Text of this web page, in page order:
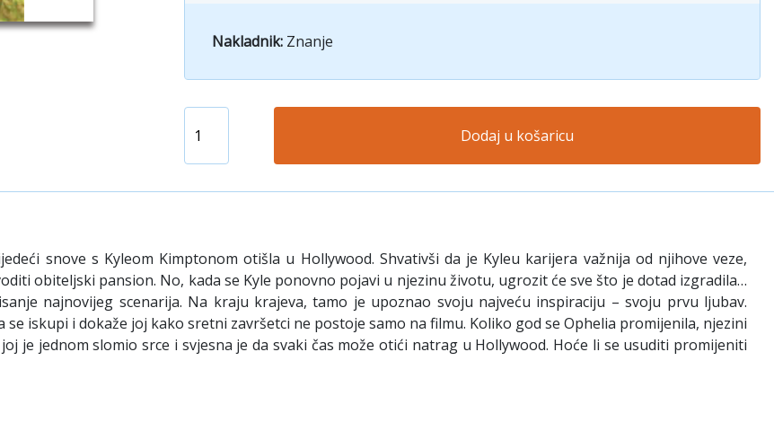
Nakladnik: Znanje
Dodaj u košaricu
snove s Kyleom Kimptonom otišla u Hollywood. Shvativši da je Kyleu karijera važnija od njihove veze,
obiteljski pansion. No, kada se Kyle ponovno pojavi u njezinu životu, ugrozit će sve što je dotad izgradila…
najnovijeg scenarija. Na kraju krajeva, tamo je upoznao svoju najveću inspiraciju – svoju prvu ljubav.
iskupi i dokaže joj kako sretni završetci ne postoje samo na filmu. Koliko god se Ophelia promijenila, njezini
je jednom slomio srce i svjesna je da svaki čas može otići natrag u Hollywood. Hoće li se usuditi promijeniti